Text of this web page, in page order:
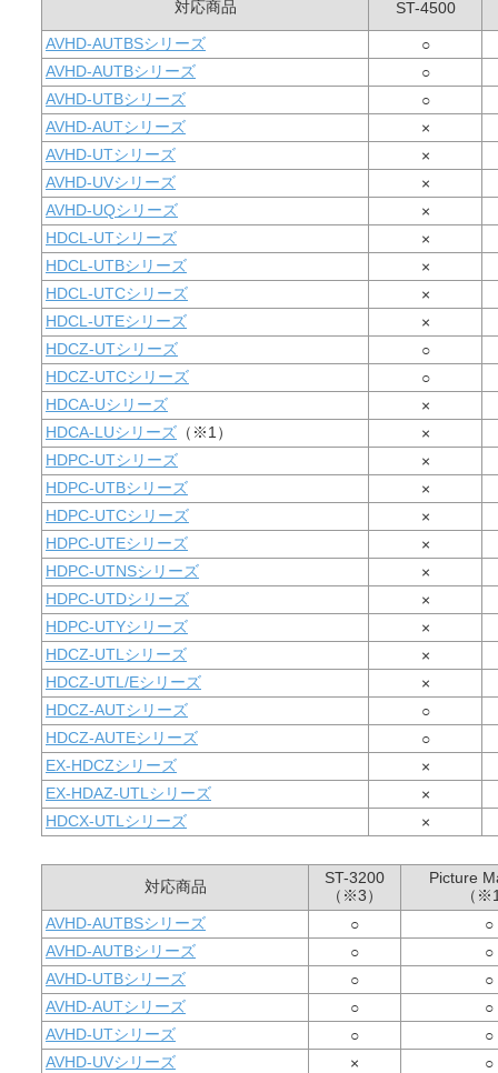
対応商品
ST-4500
AVHD-AUTBSシリーズ
○
AVHD-AUTBシリーズ
○
AVHD-UTBシリーズ
○
AVHD-AUTシリーズ
×
AVHD-UTシリーズ
×
AVHD-UVシリーズ
×
AVHD-UQシリーズ
×
HDCL-UTシリーズ
×
HDCL-UTBシリーズ
×
HDCL-UTCシリーズ
×
HDCL-UTEシリーズ
×
HDCZ-UTシリーズ
○
HDCZ-UTCシリーズ
○
HDCA-Uシリーズ
×
HDCA-LUシリーズ （※1）
×
HDPC-UTシリーズ
×
HDPC-UTBシリーズ
×
HDPC-UTCシリーズ
×
HDPC-UTEシリーズ
×
HDPC-UTNSシリーズ
×
HDPC-UTDシリーズ
×
HDPC-UTYシリーズ
×
HDCZ-UTLシリーズ
×
HDCZ-UTL/Eシリーズ
×
HDCZ-AUTシリーズ
○
HDCZ-AUTEシリーズ
○
EX-HDCZシリーズ
×
EX-HDAZ-UTLシリーズ
×
HDCX-UTLシリーズ
×
対応商品
ST-3200
（※3）
Picture
（
AVHD-AUTBSシリーズ
○
○
AVHD-AUTBシリーズ
○
○
AVHD-UTBシリーズ
○
○
AVHD-AUTシリーズ
○
○
AVHD-UTシリーズ
○
○
AVHD-UVシリーズ
×
○